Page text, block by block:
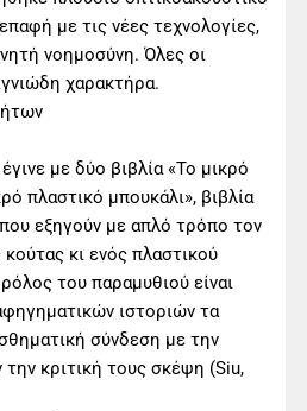
με τις νέες τεχνολογίες,
νοημοσύνη. Όλες οι
χαρακτήρα.
με δύο βιβλία «Το μικρό
πλαστικό μπουκάλι», βιβλία
εξηγούν με απλό τρόπο τον
κι ενός πλαστικού
του παραμυθιού είναι
ιστοριών τα
σύνδεση με την
την κριτική τους σκέψη (Siu,